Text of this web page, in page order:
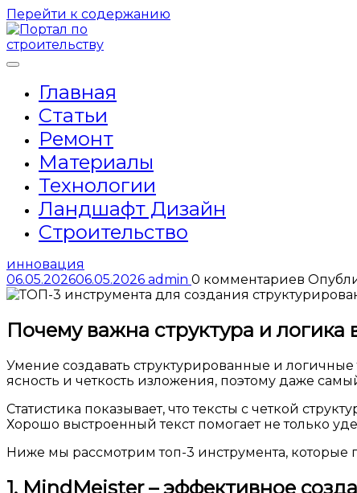
Перейти к содержанию
Главная
Статьи
Ремонт
Материалы
Технологии
Ландшафт Дизайн
Строительство
инновация
06.05.202606.05.2026 admin 0 комментариев
Почему важна структура и логика
Умение создавать структурированные и
ясность и четкость изложения, поэтому даже
Статистика показывает, что тексты с четкой
Хорошо выстроенный текст помогает не только
Ниже мы рассмотрим топ-3 инструмента, которые
1. MindMeister – эффективное